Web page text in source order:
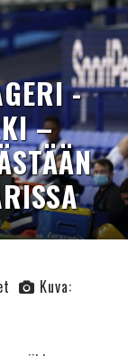
-
–
Kuva: